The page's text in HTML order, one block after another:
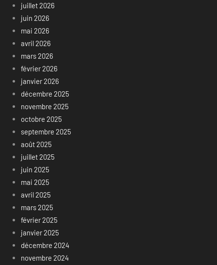
juillet 2026
juin 2026
mai 2026
avril 2026
mars 2026
février 2026
janvier 2026
décembre 2025
novembre 2025
octobre 2025
septembre 2025
août 2025
juillet 2025
juin 2025
mai 2025
avril 2025
mars 2025
février 2025
janvier 2025
décembre 2024
novembre 2024